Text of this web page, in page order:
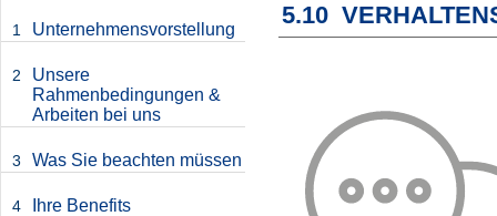
5.10
1 Unternehmensvorstellung
2
Unsere
Rahmenbedingungen &
Arbeiten bei uns
3 Was Sie beachten müssen
4 Ihre Benefits